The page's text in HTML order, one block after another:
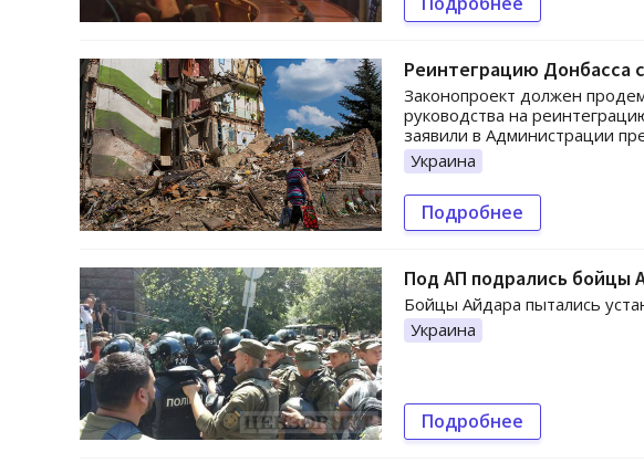
Реинтеграцию Донбасса
Законопроект должен
руководства на
заявили в Администрации
Украина
Подробнее
Под АП подрались бойцы
Бойцы Айдара пытались
Украина
Подробнее